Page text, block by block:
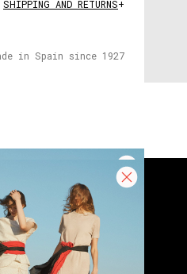
SHIPPING AND RETURNS+
in Spain since 1927
CONTACT
Email
Chat